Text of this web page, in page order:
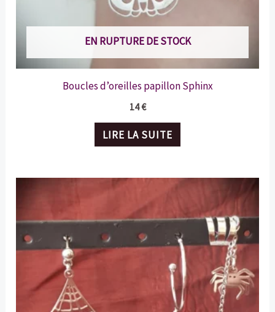
EN RUPTURE DE STOCK
Boucles d’oreilles papillon Sphinx
14€
LIRE LA SUITE